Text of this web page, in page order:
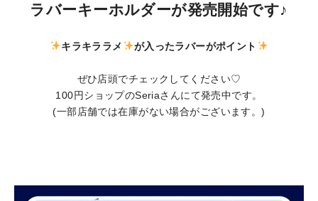
ラバーキーホルダーが発売開始です♪
キラキララメ が入ったラバーがポイント
ぜひ店頭でチェックしてください♡
100円ショップのSeriaさんにて発売中です。
(一部店舗では在庫がない場合がございます。)